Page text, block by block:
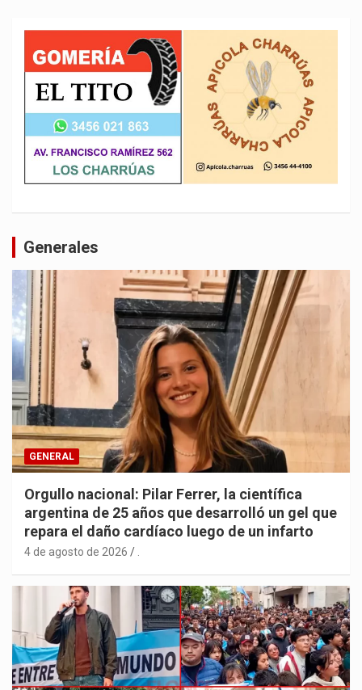
Generales
GENERAL
Orgullo nacional: Pilar Ferrer, la científica
argentina de 25 años que desarrolló un gel que
repara el daño cardíaco luego de un infarto
4 de agosto de 2026